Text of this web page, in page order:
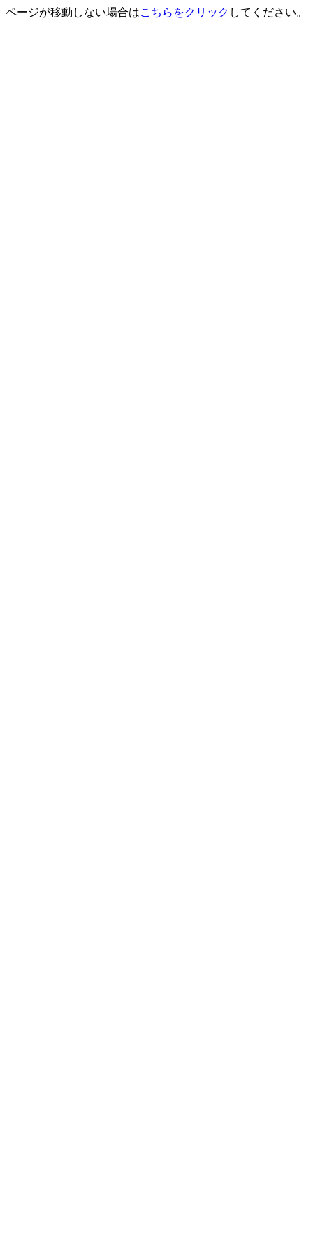
ページが移動しない場合はこちらをクリック してください。